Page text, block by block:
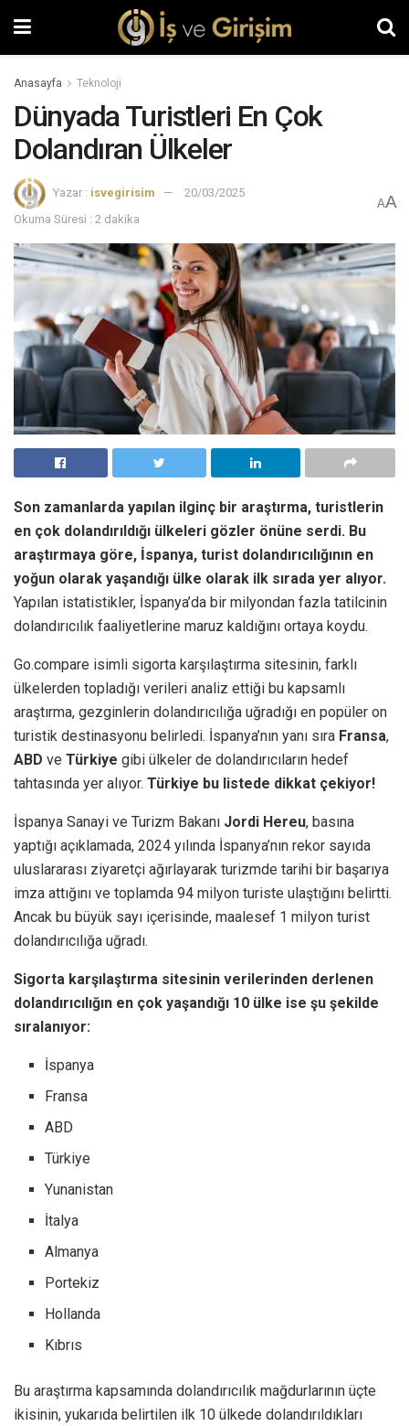
Anasayfa Teknoloji
Dünyada Turistleri En Çok
Dolandıran Ülkeler
Yazar : isvegirisim
20/03/2025
Okuma Süresi : 2 dakika
AA
Son zamanlarda yapılan ilginç bir araştırma, turistlerin
en çok dolandırıldığı ülkeleri gözler önüne serdi. Bu
araştırmaya göre, İspanya, turist dolandırıcılığının en
yoğun olarak yaşandığı ülke olarak ilk sırada yer alıyor.
Yapılan istatistikler, İspanya’da bir milyondan fazla tatilcinin
dolandırıcılık faaliyetlerine maruz kaldığını ortaya koydu.
Go.compare isimli sigorta karşılaştırma sitesinin, farklı
ülkelerden topladığı verileri analiz ettiği bu kapsamlı
araştırma, gezginlerin dolandırıcılığa uğradığı en popüler on
turistik destinasyonu belirledi. İspanya’nın yanı sıra Fransa,
ABD ve Türkiye gibi ülkeler de dolandırıcıların hedef
tahtasında yer alıyor. Türkiye bu listede dikkat çekiyor!
İspanya Sanayi ve Turizm Bakanı Jordi Hereu, basına
yaptığı açıklamada, 2024 yılında İspanya’nın rekor sayıda
uluslararası ziyaretçi ağırlayarak turizmde tarihi bir başarıya
imza attığını ve toplamda 94 milyon turiste ulaştığını belirtti.
Ancak bu büyük sayı içerisinde, maalesef 1 milyon turist
dolandırıcılığa uğradı.
Sigorta karşılaştırma sitesinin verilerinden derlenen
dolandırıcılığın en çok yaşandığı 10 ülke ise şu şekilde
sıralanıyor:
İspanya
Fransa
ABD
Türkiye
Yunanistan
İtalya
Almanya
Portekiz
Hollanda
Kıbrıs
Bu araştırma kapsamında dolandırıcılık mağdurlarının üçte
ikisinin, yukarıda belirtilen ilk 10 ülkede dolandırıldıkları